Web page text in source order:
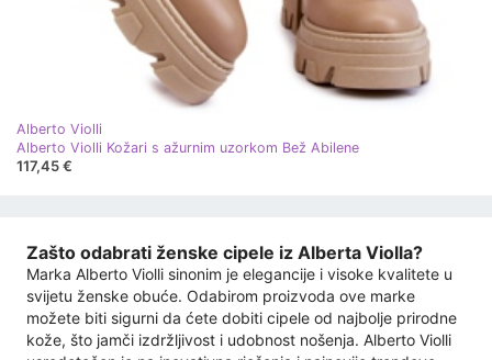
Alberto Violli
Alberto Violli Kožari s ažurnim uzorkom Bež Abilene
117,45 €
Zašto odabrati ženske cipele iz Alberta Violla?
Marka Alberto Violli sinonim je elegancije i visoke kvalitete u
svijetu ženske obuće. Odabirom proizvoda ove marke
možete biti sigurni da ćete dobiti cipele od najbolje prirodne
kože, što jamči izdržljivost i udobnost nošenja. Alberto Violli